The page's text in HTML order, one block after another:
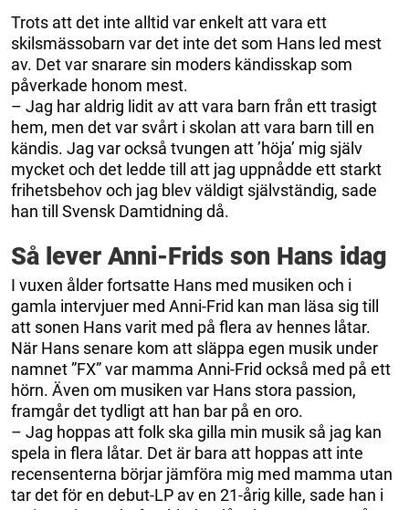
Trots att det inte alltid var enkelt att vara ett
skilsmässobarn var det inte det som Hans led mest
av. Det var snarare sin moders kändisskap som
påverkade honom mest.
– Jag har aldrig lidit av att vara barn från ett trasigt
hem, men det var svårt i skolan att vara barn till en
kändis. Jag var också tvungen att ’höja’ mig själv
mycket och det ledde till att jag uppnådde ett starkt
frihetsbehov och jag blev väldigt självständig, sade
han till Svensk Damtidning då.
Så lever Anni-Frids son Hans idag
I vuxen ålder fortsatte Hans med musiken och i
gamla intervjuer med Anni-Frid kan man läsa sig till
att sonen Hans varit med på flera av hennes låtar.
När Hans senare kom att släppa egen musik under
namnet ”FX” var mamma Anni-Frid också med på ett
hörn. Även om musiken var Hans stora passion,
framgår det tydligt att han bar på en oro.
– Jag hoppas att folk ska gilla min musik så jag kan
spela in flera låtar. Det är bara att hoppas att inte
recensenterna börjar jämföra mig med mamma utan
tar det för en debut-LP av en 21-årig kille, sade han i